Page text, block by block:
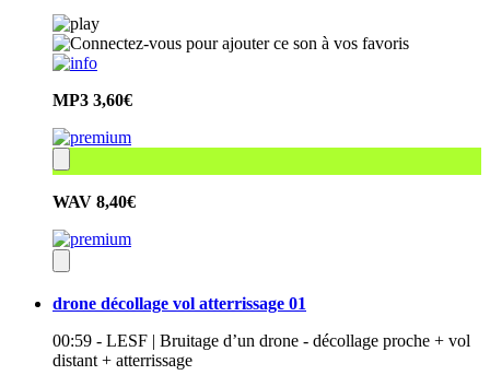
MP3 3,60€
WAV 8,40€
drone décollage vol atterrissage 01
00:59 - LESF | Bruitage d’un drone - décollage proche + vol
distant + atterrissage